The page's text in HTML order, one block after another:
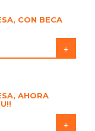
CON BECA
+
AHORA
+